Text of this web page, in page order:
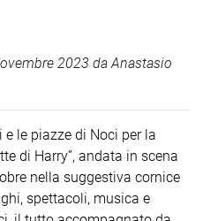
2023 daAnastasio
le piazze di Noci per la
di Harry”, andata in scena
nella suggestiva cornice
spettacoli, musica e